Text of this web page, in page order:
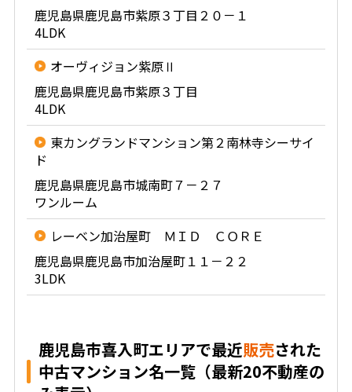
鹿児島県鹿児島市紫原３丁目２０－１
4LDK
オーヴィジョン紫原Ⅱ
鹿児島県鹿児島市紫原３丁目
4LDK
東カングランドマンション第２南林寺シーサイ
ド
鹿児島県鹿児島市城南町７－２７
ワンルーム
レーベン加治屋町 ＭＩＤ ＣＯＲＥ
鹿児島県鹿児島市加治屋町１１－２２
3LDK
鹿児島市喜入町エリアで最近販売された
中古マンション名一覧（最新20不動産の